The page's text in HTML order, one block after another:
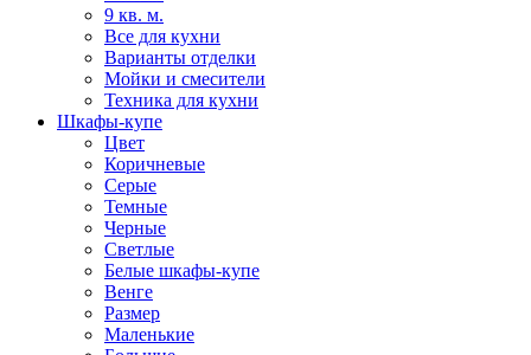
9 кв. м.
Все для кухни
Варианты отделки
Мойки и смесители
Техника для кухни
Шкафы-купе
Цвет
Коричневые
Серые
Темные
Черные
Светлые
Белые шкафы-купе
Венге
Размер
Маленькие